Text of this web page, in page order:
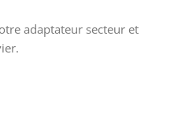
adaptateur secteur et